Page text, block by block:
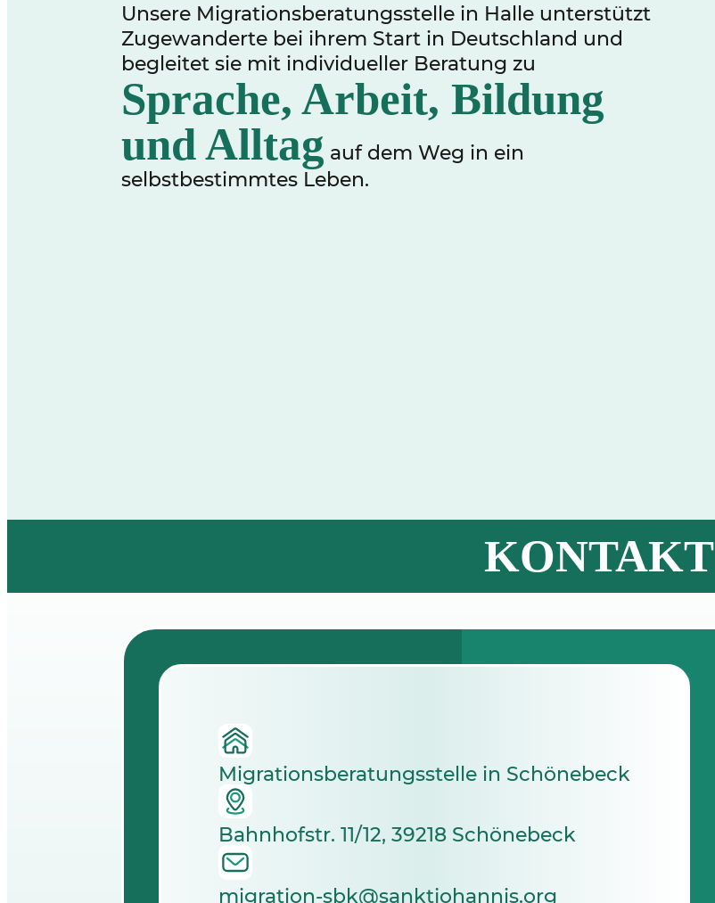
Unsere Migrationsberatungsstelle in Halle unterstützt
Zugewanderte bei ihrem Start in Deutschland und
begleitet sie mit individueller Beratung zu
Sprache, Arbeit, Bildung
und Alltag auf dem Weg in ein
selbstbestimmtes Leben.
KONTAKT
Migrationsberatungsstelle in Schönebeck
Bahnhofstr. 11/12, 39218 Schönebeck
migration-sbk@sanktjohannis.org